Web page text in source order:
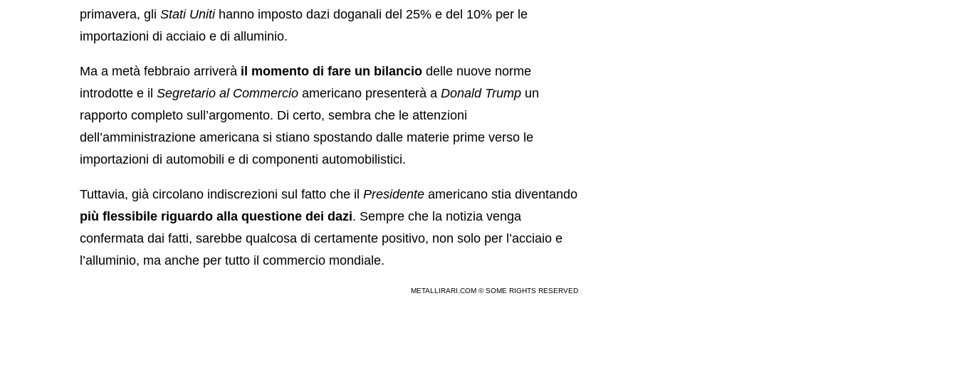
primavera, gli Stati Unitihanno imposto dazi doganali del 25% e del 10% per le
importazioni di acciaio e di alluminio.
Ma a metà febbraio arriverà il momento di fare un bilancio delle nuove norme
introdotte e il Segretario al Commercio americano presenterà a Donald Trump un
rapporto completo sull’argomento. Di certo, sembra che le attenzioni
dell’amministrazione americana si stiano spostando dalle materie prime verso le
importazioni di automobili e di componenti automobilistici.
Tuttavia, già circolano indiscrezioni sul fatto che il Presidente americano stia diventando
più flessibile riguardo alla questione dei dazi. Sempre che la notizia venga
confermata dai fatti, sarebbe qualcosa di certamente positivo, non solo per l’acciaio e
l’alluminio, ma anche per tutto il commercio mondiale.
METALLIRARI.COM © SOME RIGHTS RESERVED